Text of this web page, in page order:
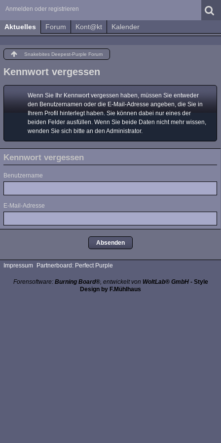
Anmelden oder registrieren
Aktuelles Forum Kont@kt Kalender
Snakebites Deepest-Purple Forum
Kennwort vergessen
Wenn Sie Ihr Kennwort vergessen haben, müssen Sie entweder
den Benutzernamen oder die E-Mail-Adresse angeben, die Sie in
Ihrem Profil hinterlegt haben. Sie können dabei nur eines der
beiden Felder ausfüllen. Wenn Sie beide Daten nicht mehr wissen,
wenden Sie sich bitte an den Administrator.
Kennwort vergessen
Benutzername
E-Mail-Adresse
Impressum Partnerboard: Perfect Purple
Forensoftware: Burning Board®, entwickelt von WoltLab® GmbH